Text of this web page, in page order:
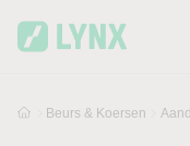
Beurs & Koersen